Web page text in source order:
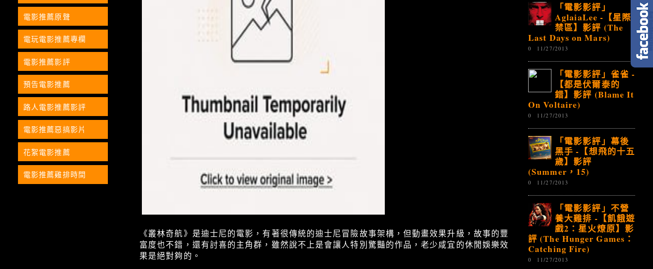
《叢林奇航》是迪士尼的電影，有著很傳統的迪士尼冒險故事架構，但動畫效果升級，故事的豐
富度也不錯，還有討喜的主角群，雖然說不上是會讓人特別驚豔的作品，老少咸宜的休閒娛樂效
果是絕對夠的。
電影推薦原聲
電玩電影推薦專欄
電影推薦影評
預告電影推薦
路人電影推薦影評
電影推薦惡搞影片
花絮電影推薦
電影推薦雞排時間
「電影影評」
AglaiaLee -【星際
禁區】影評 (The
Last Days on Mars)
0 11/27/2013
「電影影評」雀雀 -
【都是伏爾泰的
錯】影評 (Blame It
On Voltaire)
0 11/27/2013
「電影影評」幕後
黑手 -【想飛的十五
歲】影評
(Summer，15)
0 11/27/2013
「電影影評」不營
養大雞排 -【飢餓遊
戲2：星火燎原】影
評 (The Hunger Games：
Catching Fire)
0 11/27/2013